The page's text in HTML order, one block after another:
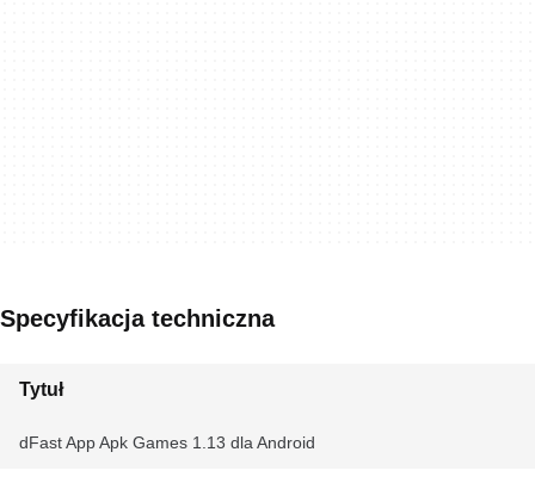
Specyfikacja techniczna
Tytuł
dFast App Apk Games 1.13 dla Android